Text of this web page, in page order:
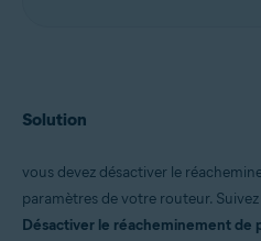
Solution
vous devez désactiver le
paramètres de votre routeur.
Désactiver le réacheminement de